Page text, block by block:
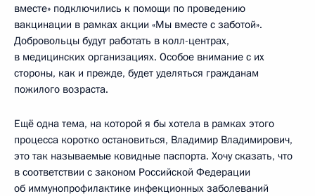
вместе» подключились к помощи по проведению
вакцинации в рамках акции «Мы вместе с заботой».
Добровольцы будут работать в колл-центрах,
в медицинских организациях. Особое внимание с их
стороны, как и прежде, будет уделяться гражданам
пожилого возраста.
Ещё одна тема, на которой я бы хотела в рамках этого
процесса коротко остановиться, Владимир Владимирович,
это так называемые ковидные паспорта. Хочу сказать, что
в соответствии с законом Российской Федерации
об иммунопрофилактике инфекционных заболеваний